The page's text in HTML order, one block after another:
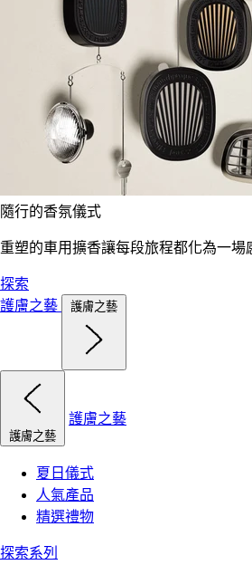
隨行的香氛儀式
重塑的車用擴香讓每段旅程都化為一場
探索
護膚之藝
護膚之藝
護膚之藝
護膚之藝
夏日儀式
人氣產品
精選禮物
探索系列